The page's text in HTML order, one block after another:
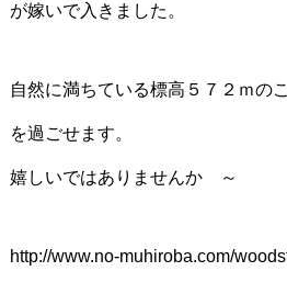
が嫁いで入きました。
自然に満ちている標高５７２ｍの
を過ごせます。
嬉しいではありませんか ～
http://www.no-muhiroba.com/